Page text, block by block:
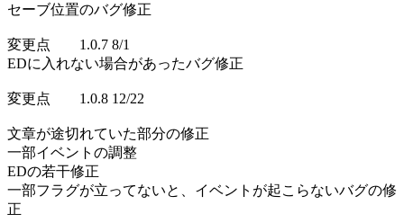
セーブ位置のバグ修正
変更点 1.0.7 8/1
EDに入れない場合があったバグ修正
変更点 1.0.8 12/22
文章が途切れていた部分の修正
一部イベントの調整
EDの若干修正
一部フラグが立ってないと、イベントが起こらないバグの修
正